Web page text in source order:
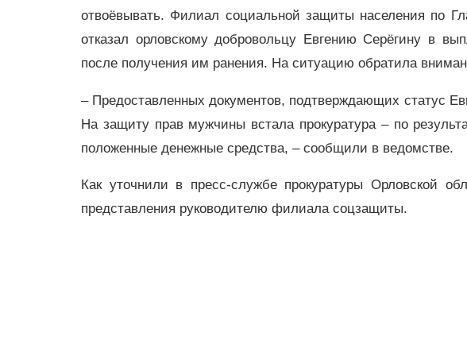
отвоёвывать. Филиал социальной защиты населения по
отказал орловскому добровольцу Евгению Серёгину в
после получения им ранения. На ситуацию обратила
– Предоставленных документов, подтверждающих статус
На защиту прав мужчины встала прокуратура – по
положенные денежные средства, – сообщили в ведомстве.
Как уточнили в пресс-службе прокуратуры Орловской
представления руководителю филиала соцзащиты.